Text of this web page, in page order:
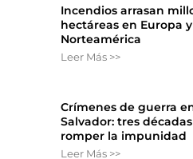
Incendios arrasan
hectáreas en Europa y
Norteamérica
Leer Más >>
Crímenes de guerra
Salvador: tres
romper la impunidad
Leer Más >>